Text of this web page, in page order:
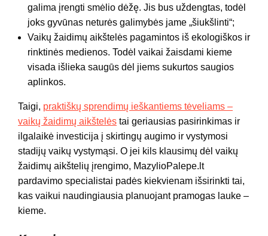
galima įrengti smėlio dėžę. Jis bus uždengtas, todėl
joks gyvūnas neturės galimybės jame „šiukšlinti“;
Vaikų žaidimų aikštelės pagamintos iš ekologiškos ir
rinktinės medienos. Todėl vaikai žaisdami kieme
visada išlieka saugūs dėl jiems sukurtos saugios
aplinkos.
Taigi, praktiškų sprendimų ieškantiems tėveliams –
vaikų žaidimų aikštelės tai geriausias pasirinkimas ir
ilgalaikė investicija į skirtingų augimo ir vystymosi
stadijų vaikų vystymąsi. O jei kils klausimų dėl vaikų
žaidimų aikštelių įrengimo, MazylioPalepe.lt
pardavimo specialistai padės kiekvienam išsirinkti tai,
kas vaikui naudingiausia planuojant pramogas lauke –
kieme.